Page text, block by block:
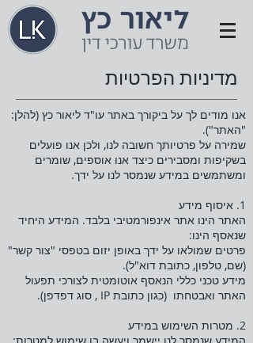
מדיניות הפרטיות
אנו מודים לך על ביקורך באתר עו"ד ליאור כץ (להלן:
"האתר").
שמירה על פרטיותך חשובה לנו, ולכן אנו פועלים
בשקיפות ומסבירים כיצד אנו אוספים, שומרים
ומשתמשים במידע שנמסר לנו על ידך.
1. איסוף מידע
האתר הינו אתר אינפורמטיבי בלבד. המידע היחיד
שנאסף הינו:
פרטים שמולאו על ידך באופן יזום בטפסי "צור קשר"
(שם, טלפון, כתובת דוא"ל).
מידע טכני כללי הנאסף אוטומטית לצורכי תפעול
האתר ואבטחתו (כגון כתובת IP , סוג דפדפן).
2. מטרות השימוש במידע